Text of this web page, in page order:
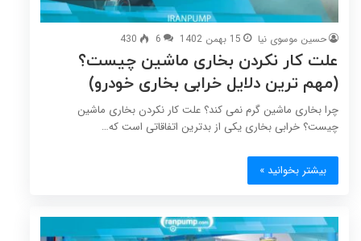
حسین موسوی نیا 15 بهمن 1402 6
430
علت کار نکردن بخاری ماشین چیست؟
(مهم ترین دلایل خرابی بخاری خودرو)
چرا بخاری ماشین گرم نمی کند؟ علت کار نکردن بخاری ماشین
چیست؟ خرابی بخاری یکی از بدترین اتفاقاتی است که…
بیشتر بخوانید »